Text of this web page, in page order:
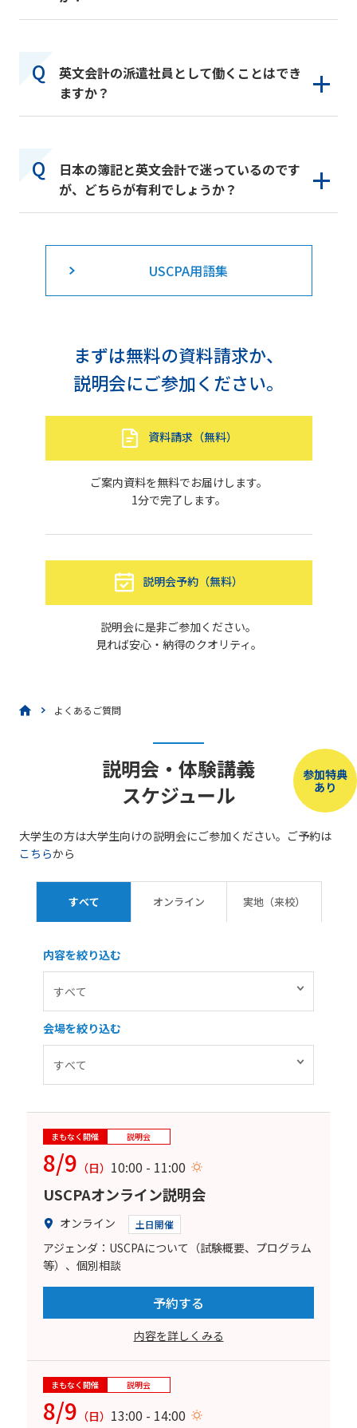
英文会計の派遣社員として働くことはでき
ますか？
日本の簿記と英文会計で迷っているのです
が、どちらが有利でしょうか？
USCPA用語集
まずは無料の資料請求か、
説明会にご参加ください。
資料請求（無料）
ご案内資料を無料でお届けします。
1分で完了します。
説明会予約（無料）
説明会に是非ご参加ください。
見れば安心・納得のクオリティ。
よくあるご質問
参加特典
あり
説明会・体験講義
スケジュール
大学生の方は大学生向けの説明会にご参加ください。ご予約は
こちらから
すべて オンライン 実地（来校）
内容を絞り込む
会場を絞り込む
まもなく開催 説明会
8/9 （日） 10:00 - 11:00
USCPAオンライン説明会
オンライン 土日開催
アジェンダ：USCPAについて（試験概要、プログラム
等）、個別相談
予約する
内容を詳しくみる
まもなく開催 説明会
8/9 （日） 13:00 - 14:00